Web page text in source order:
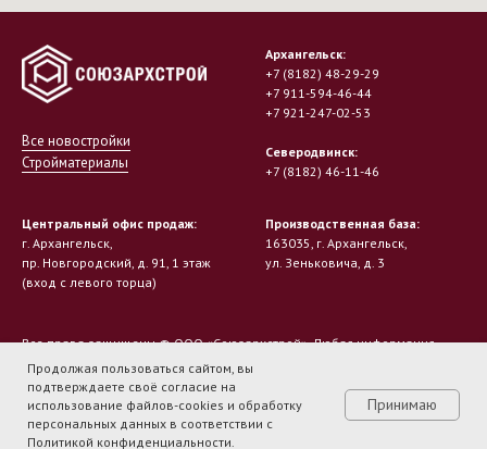
Все новостройки
Стройматериалы
Архангельск:
+7 (8182) 48-29-29
+7 911-594-46-44
+7 921-247-02-53
Северодвинск:
+7 (8182) 46-11-46
Центральный офис продаж:
г. Архангельск,
пр. Новгородский, д. 91, 1 этаж
(вход с левого торца)
Производственная база:
163035, г. Архангельск,
ул. Зеньковича, д. 3
Все права защищены © ООО «Союзархстрой». Любая информация,
представленная на данном сайте, носит исключительно
информационный характер и не является публичной офертой,
определяемой положениями статьи 437 ГК РФ. Проектная декларация
на сайте: https://наш.дом.рф.
Политика конфиденциальности
Продолжая пользоваться сайтом, вы
подтверждаете своё согласие на
использование файлов-cookies и обработку
персональных данных в соответствии с
Политикой конфиденциальности.
Принимаю